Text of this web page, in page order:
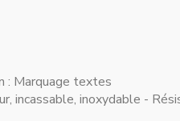
: Marquage textes
incassable, inoxydable -